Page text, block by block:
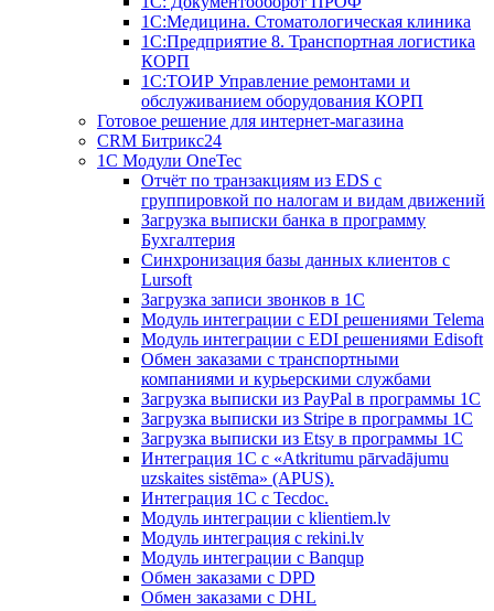
1С:Медицина. Стоматологическая клиника
1С:Предприятие 8. Транспортная логистика
КОРП
1С:ТОИР Управление ремонтами и
обслуживанием оборудования КОРП
Готовое решение для интернет-магазина
CRM Битрикс24
1C Модули OneTec
Отчёт по транзакциям из EDS с
группировкой по налогам и видам движений
Загрузка выписки банка в программу
Бухгалтерия
Синхронизация базы данных клиентов с
Lursoft
Загрузка записи звонков в 1С
Модуль интеграции с EDI решениями Telema
Модуль интеграции с EDI решениями Edisoft
Обмен заказами с транспортными
компаниями и курьерскими службами
Загрузка выписки из PayPal в программы 1C
Загрузка выписки из Stripe в программы 1C
Загрузка выписки из Etsy в программы 1C
Интеграция 1С с «Atkritumu pārvadājumu
uzskaites sistēma» (APUS).
Интеграция 1С с Tecdoc.
Модуль интеграции с klientiem.lv
Модуль интеграция с rekini.lv
Модуль интеграции с Banqup
Обмен заказами с DPD
Обмен заказами с DHL